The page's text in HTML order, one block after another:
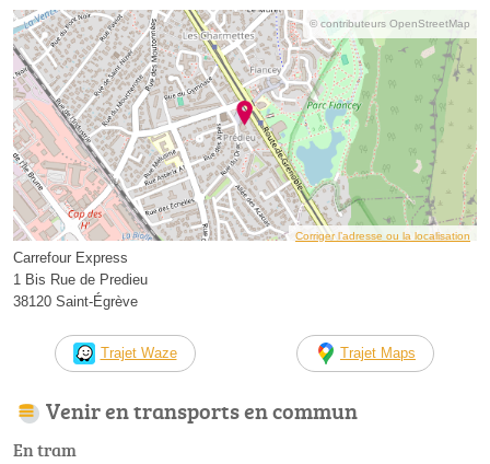
© contributeurs OpenStreetMap
Corriger l’adresse ou la localisation
Carrefour Express
1 Bis Rue de Predieu
38120 Saint-Égrève
Trajet Waze Trajet Maps
Venir en transports en commun
En tram